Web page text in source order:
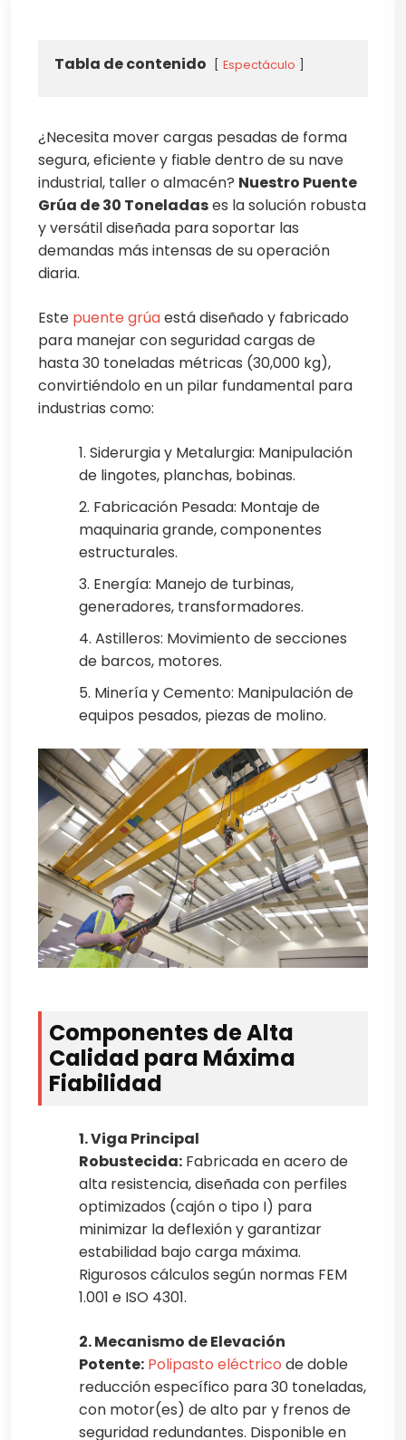
Tabla de contenido Espectáculo
¿Necesita mover cargas pesadas de forma
segura, eficiente y fiable dentro de su nave
industrial, taller o almacén? Nuestro Puente
Grúa de 30 Toneladases la solución robusta
y versátil diseñada para soportar las
demandas más intensas de su operación
diaria.
Este puente grúaestá diseñado y fabricado
para manejar con seguridad cargas de
hasta 30 toneladas métricas (30,000 kg),
convirtiéndolo en un pilar fundamental para
industrias como:
1. Siderurgia y Metalurgia: Manipulación
de lingotes, planchas, bobinas.
2. Fabricación Pesada: Montaje de
maquinaria grande, componentes
estructurales.
3. Energía: Manejo de turbinas,
generadores, transformadores.
4. Astilleros: Movimiento de secciones
de barcos, motores.
5. Minería y Cemento: Manipulación de
equipos pesados, piezas de molino.
Componentes de Alta
Calidad para Máxima
Fiabilidad
1. Viga Principal
Robustecida: Fabricada en acero de
alta resistencia, diseñada con perfiles
optimizados (cajón o tipo I) para
minimizar la deflexión y garantizar
estabilidad bajo carga máxima.
Rigurosos cálculos según normas FEM
1.001 e ISO 4301.
2. Mecanismo de Elevación
Potente: Polipasto eléctrico de doble
reducción específico para 30 toneladas,
con motor(es) de alto par y frenos de
seguridad redundantes. Disponible en